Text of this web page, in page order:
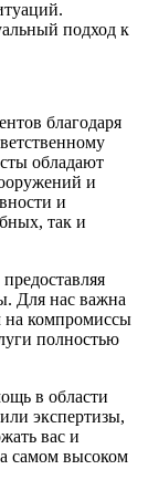
подход к
благодаря
обладают
и
и
так и
Для нас важна
на компромиссы
полностью
в области
экспертизы,
вас и
самом высоком